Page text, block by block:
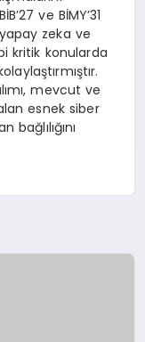
ve BİMY’31
zeka ve
kritik konularda
mevcut ve
esnek siber